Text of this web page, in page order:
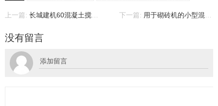
上一篇: 长城建机60混凝土搅拌站在内蒙古成功投产 下一篇: 用于砌砖机的小型混凝土搅拌站
没有留言